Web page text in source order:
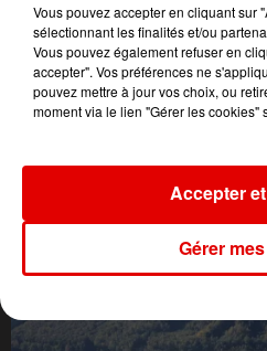
L'ACTU DES ARDENNES
Vous pouvez accepter en cliquant sur
sélectionnant les finalités et/ou
Vous pouvez également refuser en
accepter". Vos préférences ne
pouvez mettre à jour vos choix, ou
moment via le lien "Gérer les cookies"
Gérer
Accepter